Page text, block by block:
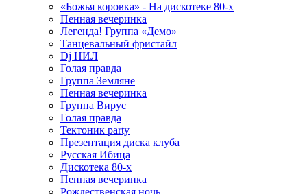
«Божья коровка» - На дискотеке 80-х
Пенная вечеринка
Легенда! Группа «Демо»
Танцевальный фристайл
Dj НИЛ
Голая правда
Группа Земляне
Пенная вечеринка
Группа Вирус
Голая правда
Тектоник party
Презентация диска клуба
Русская Ибица
Дискотека 80-х
Пенная вечеринка
Рождественская ночь